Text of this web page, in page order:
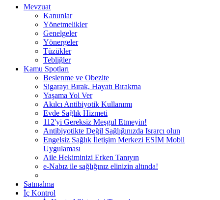
Mevzuat
Kanunlar
Yönetmelikler
Genelgeler
Yönergeler
Tüzükler
Tebliğler
Kamu Spotları
Beslenme ve Obezite
Sigarayı Bırak, Hayatı Bırakma
Yaşama Yol Ver
Akılcı Antibiyotik Kullanımı
Evde Sağlık Hizmeti
112'yi Gereksiz Meşgul Etmeyin!
Antibiyotikte Değil Sağlığınızda Israrcı olun
Engelsiz Sağlık İletişim Merkezi ESİM Mobil
Uygulaması
Aile Hekiminizi Erken Tanıyın
e-Nabız ile sağlığınız elinizin altında!
Satınalma
İç Kontrol